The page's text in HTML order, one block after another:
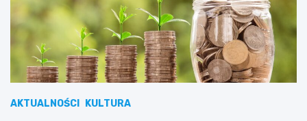
AKTUALNOŚCI KULTURA